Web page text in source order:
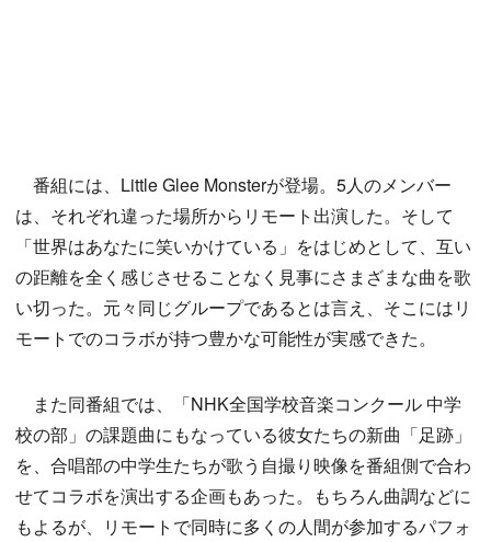
番組には、Little Glee Monsterが登場。5人のメンバー
は、それぞれ違った場所からリモート出演した。そして
「世界はあなたに笑いかけている」をはじめとして、互い
の距離を全く感じさせることなく見事にさまざまな曲を歌
い切った。元々同じグループであるとは言え、そこにはリ
モートでのコラボが持つ豊かな可能性が実感できた。
また同番組では、「NHK全国学校音楽コンクール 中学
校の部」の課題曲にもなっている彼女たちの新曲「足跡」
を、合唱部の中学生たちが歌う自撮り映像を番組側で合わ
せてコラボを演出する企画もあった。もちろん曲調などに
もよるが、リモートで同時に多くの人間が参加するパフォ